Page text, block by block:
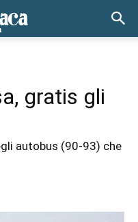
gratis gli
autobus (90-93) che